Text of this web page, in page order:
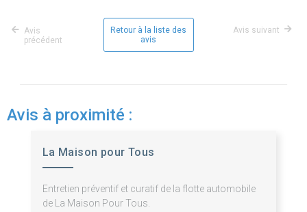
Avis
précédent
Retour à la liste des
avis
Avis suivant
Avis à proximité :
La Maison pour Tous
Entretien préventif et curatif de la flotte automobile
de La Maison Pour Tous.